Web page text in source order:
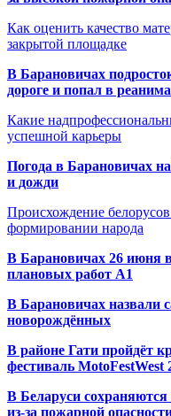
Как оценить качество
закрытой площадке
В Барановичах
дороге и попал в
Какие
успешной карьеры
Погода в Барановичах
и дожди
Происхождение
формировании народа
В Барановичах 26 июня
плановых работ A1
В Барановичах назвали
новорождённых
В районе Гати пройдёт
фестиваль MotoFestWest
В Беларуси сохраняются
из-за пожарной